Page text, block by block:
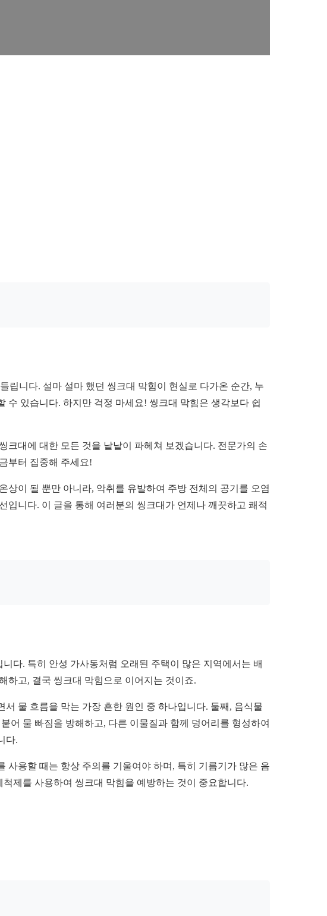
립니다. 설마 설마 했던 씽크대 막힘이 현실로 다가온 순간, 누
수 있습니다. 하지만 걱정 마세요! 씽크대 막힘은 생각보다 쉽
크대에 대한 모든 것을 낱낱이 파헤쳐 보겠습니다. 전문가의 손
부터 집중해 주세요!
이 될 뿐만 아니라, 악취를 유발하여 주방 전체의 공기를 오염
니다. 이 글을 통해 여러분의 씽크대가 언제나 깨끗하고 쾌적
다. 특히 안성 가사동처럼 오래된 주택이 많은 지역에서는 배
하고, 결국 씽크대 막힘으로 이어지는 것이죠.
물 흐름을 막는 가장 흔한 원인 중 하나입니다. 둘째, 음식물
어 물 빠짐을 방해하고, 다른 이물질과 함께 덩어리를 형성하여
다.
사용할 때는 항상 주의를 기울여야 하며, 특히 기름기가 많은 음
제를 사용하여 씽크대 막힘을 예방하는 것이 중요합니다.